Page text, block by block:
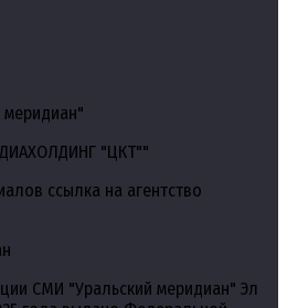
меридиан"
"ЦКТ""
ссылка на агентство
СМИ "Уральский меридиан" Эл